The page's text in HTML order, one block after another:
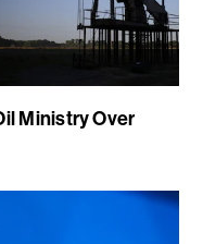
Ministry Over